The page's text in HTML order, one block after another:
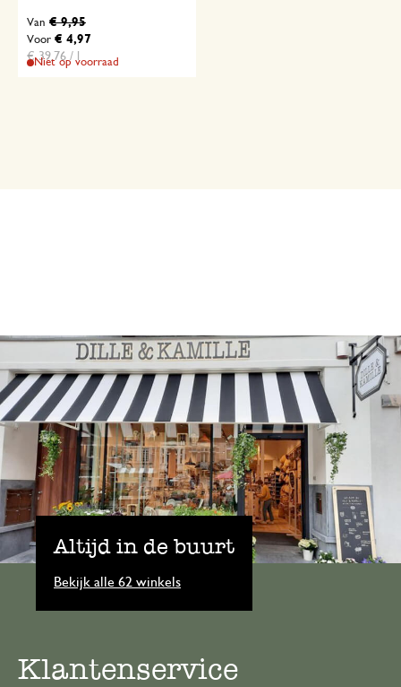
Voor € 4,97
Van € 9,95
€ 39,76 / l
Niet op voorraad
Altijd in de buurt
Bekijk alle 62 winkels
Klantenservice